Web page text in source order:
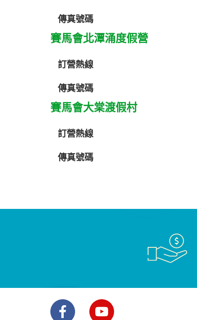
傳真號碼
賽馬會北潭涌度假營
訂營熱線
傳真號碼
賽馬會大棠渡假村
訂營熱線
傳真號碼